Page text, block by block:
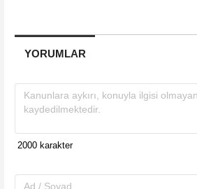
YORUMLAR